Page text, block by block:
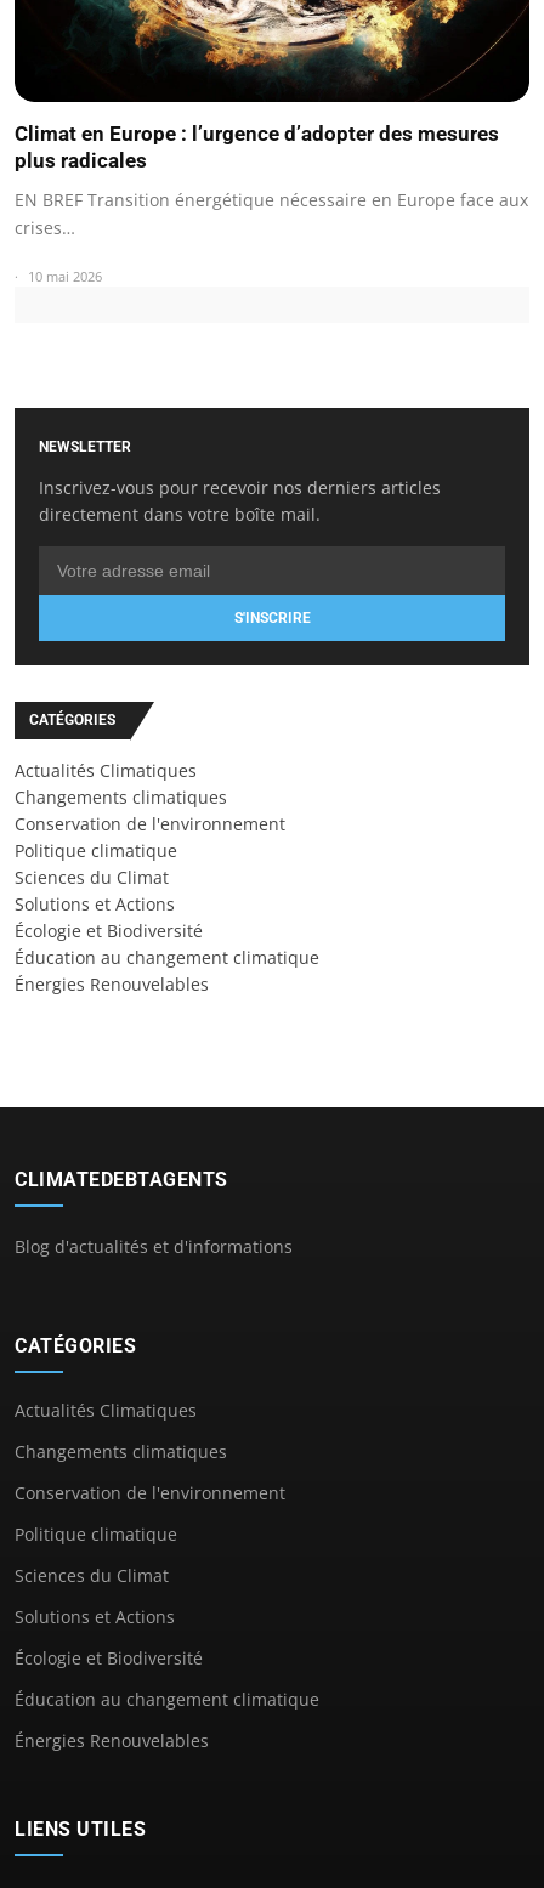
Climat en Europe : l’urgence d’adopter des mesures
plus radicales
EN BREF Transition énergétique nécessaire en Europe face aux
crises…
10 mai 2026
NEWSLETTER
Inscrivez-vous pour recevoir nos derniers articles
directement dans votre boîte mail.
S'INSCRIRE
CATÉGORIES
Actualités Climatiques
Changements climatiques
Conservation de l'environnement
Politique climatique
Sciences du Climat
Solutions et Actions
Écologie et Biodiversité
Éducation au changement climatique
Énergies Renouvelables
CLIMATEDEBTAGENTS
Blog d'actualités et d'informations
CATÉGORIES
Actualités Climatiques
Changements climatiques
Conservation de l'environnement
Politique climatique
Sciences du Climat
Solutions et Actions
Écologie et Biodiversité
Éducation au changement climatique
Énergies Renouvelables
LIENS UTILES